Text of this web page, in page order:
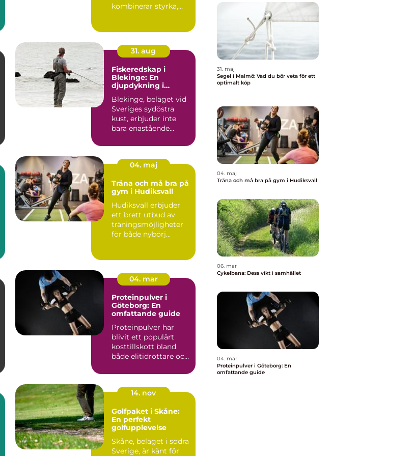
kombinerar styrka,
31. aug
Fiskeredskap i
Blekinge: En
djupdykning i
Blekinge, beläget vid
Sveriges sydöstra
kust, erbjuder inte
bara enastående
04. maj
Träna och må bra på
gym i Hudiksvall
Hudiksvall erbjuder
ett brett utbud av
träningsmöjligheter
för både nybörj...
04. mar
Proteinpulver i
Göteborg: En
omfattande guide
Proteinpulver har
blivit ett populärt
kosttillskott bland
både elitidrottare och
14. nov
Golfpaket i Skåne:
En perfekt
golfupplevelse
Skåne, beläget i södra
Sverige, är känt för
31. maj
Segel i Malmö: Vad du bör veta för ett
optimalt köp
04. maj
Träna och må bra på gym i Hudiksvall
06. mar
Cykelbana: Dess vikt i samhället
04. mar
Proteinpulver i Göteborg: En
omfattande guide